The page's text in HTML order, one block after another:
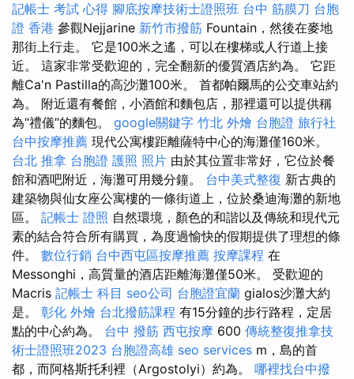
記帳士 考試 心得 腳底按摩技術士證照班 台中 筋膜刀 台胞
證 香港 參觀Nejjarine 新竹市撥筋 Fountain，然後在麥地
那街上行走。 它是100米之遙，可以在樓梯或人行道上接
近。 這家非常受歡迎的，完全翻新的優質酒店約為。 它距
離Ca'n Pastilla的高沙灘100米。 首都帕爾馬的公交車站約
為。 附近還有餐館，小酒館和麵包店，那裡還可以提供稱
為“禮儀”的麵包。 google關鍵字 竹北 外燴 台胞證 旅行社
台中按摩推薦 現代公寓樓距離薩特中心的海灘僅160米。
台北 推拿 台胞證 護照 照片 由於其位置非常好，它位於餐
館和酒吧附近，海灘可用幾分鐘。 台中美式整復 新古典的
建築物與仙女座公寓樓的一條街道上，位於桑迪海灘的新地
區。 記帳士 證照 自然環境，顏色的和諧以及傳統和現代元
素的結合符合所有購買，為度過愉快的假期提供了理想的條
件。 數位行銷 台中西屯區按摩推薦 按摩課程 在
Messonghi，高質量的酒店距離海灘僅50米。 受歡迎的
Macris 記帳士 科目 seo公司 台胞證宜蘭 gialos沙灘大約
是。 彰化 外燴 台北撥筋課程 有15分鐘的步行路程，定居
點的中心約為。 台中 撥筋 西屯按摩 600 傳統整復推拿技
術士證照班2023 台胞證高雄 seo services m，島的首
都，而阿格斯托利裡（Argostolyi）約為。 哪裡找台中撥